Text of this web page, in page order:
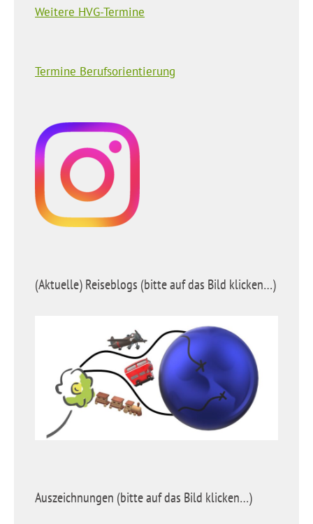
Weitere HVG-Termine
Termine Berufsorientierung
(Aktuelle) Reiseblogs (bitte auf das Bild klicken…)
Auszeichnungen (bitte auf das Bild klicken…)